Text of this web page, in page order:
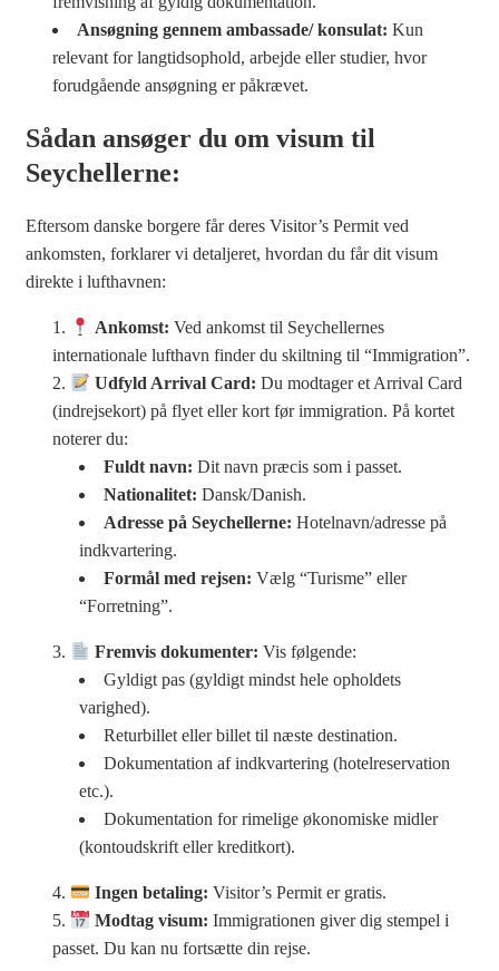
Ansøgning gennem ambassade/ konsulat: Kun
relevant for langtidsophold, arbejde eller studier, hvor
forudgående ansøgning er påkrævet.
Sådan ansøger du om visum til
Seychellerne:
Eftersom danske borgere får deres Visitor’s Permit ved
ankomsten, forklarer vi detaljeret, hvordan du får dit visum
direkte i lufthavnen:
Ankomst: Ved ankomst til Seychellernes
internationale lufthavn finder du skiltning til “Immigration”.
Udfyld Arrival Card: Du modtager et Arrival Card
(indrejsekort) på flyet eller kort før immigration. På kortet
noterer du:
Fuldt navn: Dit navn præcis som i passet.
Nationalitet: Dansk/Danish.
Adresse på Seychellerne: Hotelnavn/adresse på
indkvartering.
Formål med rejsen: Vælg “Turisme” eller
“Forretning”.
Fremvis dokumenter: Vis følgende:
Gyldigt pas (gyldigt mindst hele opholdets
varighed).
Returbillet eller billet til næste destination.
Dokumentation af indkvartering (hotelreservation
etc.).
Dokumentation for rimelige økonomiske midler
(kontoudskrift eller kreditkort).
Ingen betaling: Visitor’s Permit er gratis.
Modtag visum: Immigrationen giver dig stempel i
passet. Du kan nu fortsætte din rejse.